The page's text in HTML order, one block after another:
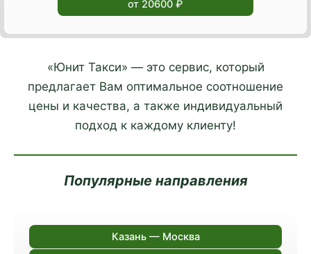
от 20600 ₽
«Юнит Такси» — это сервис, который
предлагает Вам оптимальное соотношение
цены и качества, а также индивидуальный
подход к каждому клиенту!
Популярные направления
Казань — Москва